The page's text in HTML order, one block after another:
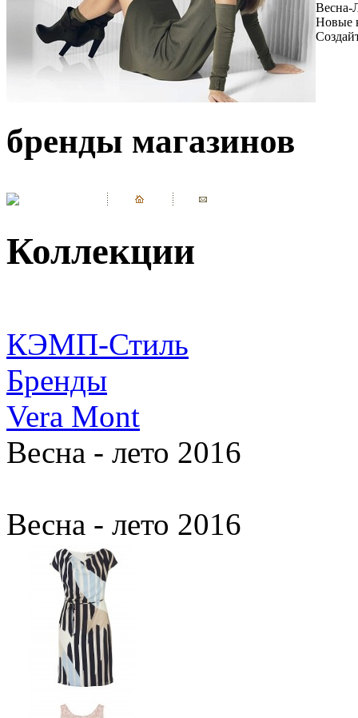
Весна-
Новые
бренды магазинов
Коллекции
КЭМП-Стиль
Бренды
Vera Mont
Весна - лето 2016
Весна - лето 2016